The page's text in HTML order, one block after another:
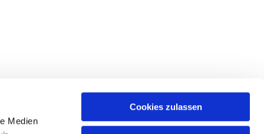
Medien
Cookies zulassen